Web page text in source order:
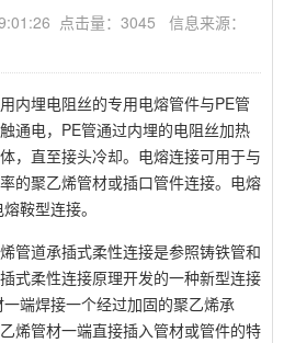
点击量：3045 信息来源：
内埋电阻丝的专用电熔管件与PE管
通电，PE管通过内埋的电阻丝加热
，直至接头冷却。电熔连接可用于与
的聚乙烯管材或插口管件连接。电熔
鞍型连接。
管道承插式柔性连接是参照铸铁管和
式柔性连接原理开发的一种新型连接
端焊接一个经过加固的聚乙烯承
烯管材一端直接插入管材或管件的特